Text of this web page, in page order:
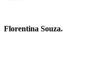
Florentina Souza.